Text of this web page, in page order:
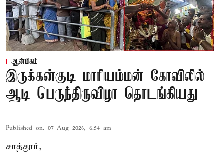
ஆன்மிகம்
இருக்கன்குடி மாரியம்மன் கோவிலில்
ஆடி பெருந்திருவிழா தொடங்கியது
Published on: 07 Aug 2026, 6:54 am
சாத்தூர்,